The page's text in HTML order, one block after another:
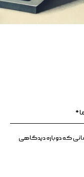
که دوباره دیدگاهی